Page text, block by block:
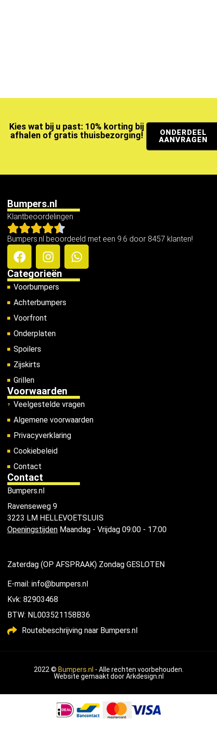
Kies wat bij u past: 10% korting bij
afhalen of gratis thuisbezorging!
ONDERDEEL
AANVRAGEN
Bumpers.nl
Klantbeoordelingen
Bumpers.nl beoordeeld met een 9.6 door 8457 klanten!
Categorieën
Voorbumpers
Achterbumpers
Voorfront
Onderplaten
Spoilers
Zijskirts
Grillen
Voorwaarden
Veelgestelde vragen
Algemene voorwaarden
Privacyverklaring
Cookiebeleid
Contact
Contact
Bumpers.nl
Ravenseweg 9
3223 LM HELLEVOETSLUIS
Openingstijden Maandag - Vrijdag 09:00 - 17:00
Zaterdag (OP AFSPRAAK) Zondag GESLOTEN
E-mail: info@bumpers.nl
Kvk: 82903468
BTW: NL003521158B36
Routebeschrijving naar Bumpers.nl
2022 © Bumpers.nl - Alle rechten voorbehouden.
Website gemaakt doorArkdesign.nl